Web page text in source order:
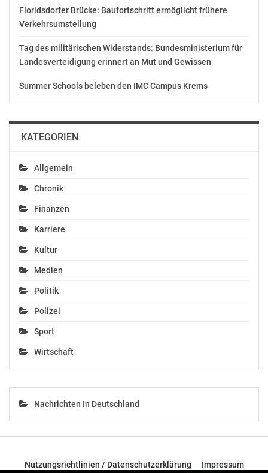
Floridsdorfer Brücke: Baufortschritt ermöglicht frühere
Verkehrsumstellung
Tag des militärischen Widerstands: Bundesministerium für
Landesverteidigung erinnert an Mut und Gewissen
Summer Schools beleben den IMC Campus Krems
KATEGORIEN
Allgemein
Chronik
Finanzen
Karriere
Kultur
Medien
Politik
Polizei
Sport
Wirtschaft
Nachrichten In Deutschland
Nutzungsrichtlinien / Datenschutzerklärung Impressum